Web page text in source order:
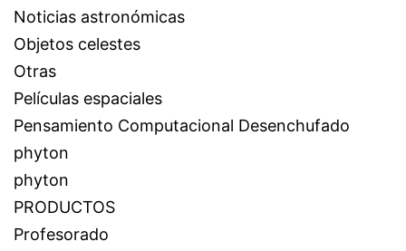
Noticias astronómicas
Objetos celestes
Otras
Películas espaciales
Pensamiento Computacional Desenchufado
phyton
phyton
PRODUCTOS
Profesorado